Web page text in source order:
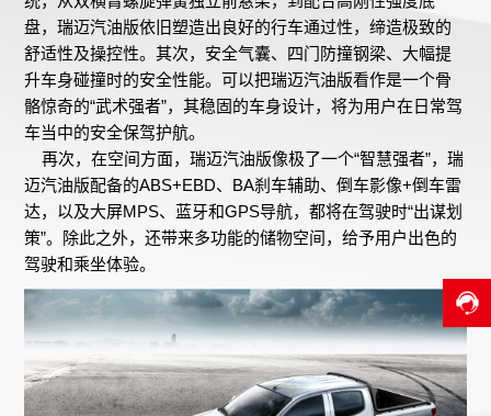
盘，瑞迈汽油版依旧塑造出良好的行车通过性，缔造极致的
舒适性及操控性。其次，安全气囊、四门防撞钢梁、大幅提
升车身碰撞时的安全性能。可以把瑞迈汽油版看作是一个骨
骼惊奇的“武术强者”，其稳固的车身设计，将为用户在日常驾
车当中的安全保驾护航。
再次，在空间方面，瑞迈汽油版像极了一个“智慧强者”，瑞
迈汽油版配备的ABS+EBD、BA刹车辅助、倒车影像+倒车雷
达，以及大屏MPS、蓝牙和GPS导航，都将在驾驶时“出谋划
策”。除此之外，还带来多功能的储物空间，给予用户出色的
驾驶和乘坐体验。